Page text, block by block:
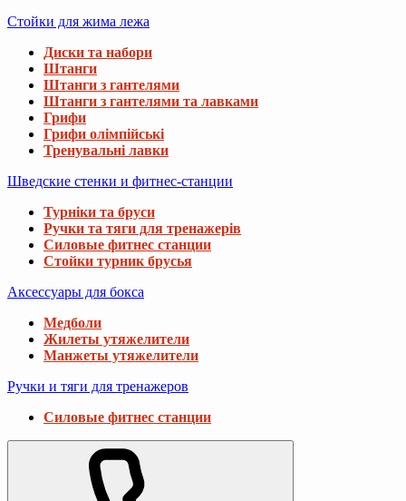
Стойки для жима лежа
Диски та набори
Штанги
Штанги з гантелями
Штанги з гантелями та лавками
Грифи
Грифи олімпійські
Тренувальні лавки
Шведские стенки и фитнес-станции
Турніки та бруси
Ручки та тяги для тренажерів
Силовые фитнес станции
Стойки турник брусья
Аксессуары для бокса
Медболи
Жилеты утяжелители
Манжеты утяжелители
Ручки и тяги для тренажеров
Силовые фитнес станции